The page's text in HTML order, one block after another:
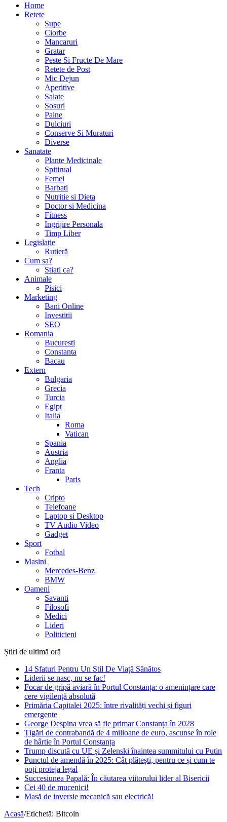
Home
Retete
Supe
Ciorbe
Mancaruri
Gratar
Peste Si Fructe De Mare
Retete de Post
Mic Dejun
Aperitive
Salate
Sosuri
Paine
Dulciuri
Conserve Si Muraturi
Diverse
Sanatate
Plante Medicinale
Spitirual
Femei
Barbati
Nutritie si Dieta
Doctor si Medicina
Fitness
Ingrijire Personala
Timp Liber
Legislație
Rutieră
Cum sa?
Stiati ca?
Animale
Pisici
Marketing
Bani Online
Investitii
SEO
Romania
Bucuresti
Constanta
Bacau
Extern
Bulgaria
Grecia
Turcia
Egipt
Italia
Roma
Vatican
Spania
Austria
Anglia
Franta
Paris
Tech
Cripto
Telefoane
Laptop si Desktop
TV Audio Video
Gadget
Sport
Fotbal
Masini
Mercedes-Benz
BMW
Oameni
Savanti
Filosofi
Medici
Lideri
Politicieni
Știri de ultimă oră
14 Sfaturi Pentru Un Stil De Viață Sănătos
Liderii se nasc, nu se fac!
Focar de gripă aviară în Portul Constanța: o amenințare care
cere vigilență absolută
Primăria Capitalei 2025: între rivalități vechi și figuri
emergente
George Despina vrea să fie primar Constanța în 2028
Țigări de contrabandă de 4 milioane de euro, ascunse în role
de hârtie în Portul Constanța
Trump discută cu UE și Zelenski înaintea summitului cu Putin
Punctul de amendă în 2025: Cât plătești, pentru ce și cum te
poți proteja legal
Succesiunea Papală: În căutarea viitorului lider al Bisericii
Cei 40 de mucenici!
Masă de inversie mecanică sau electrică!
Acasă/Etichetă: Bitcoin